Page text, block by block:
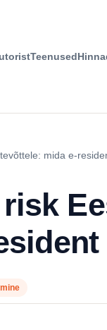
Teenused
mida e-